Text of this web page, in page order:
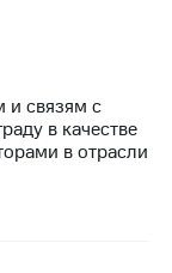
и связям с
в качестве
в отрасли